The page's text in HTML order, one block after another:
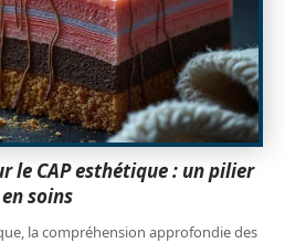
le CAP esthétique : un pilier
soins
la compréhension approfondie des